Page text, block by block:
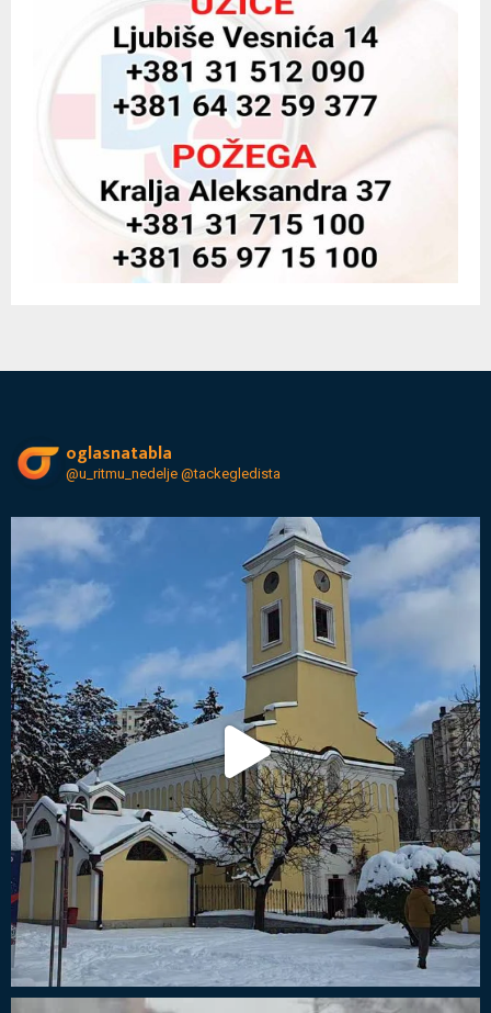
oglasnatabla
@u_ritmu_nedelje @tackegledista